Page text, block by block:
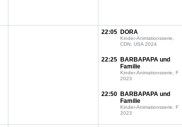
22:05 DORA
Kinder-Animationsserie,
CDN, USA 2024
22:25 BARBAPAPA und
Familie
Kinder-Animationsserie, F
2023
22:50 BARBAPAPA und
Familie
Kinder-Animationsserie, F
2023